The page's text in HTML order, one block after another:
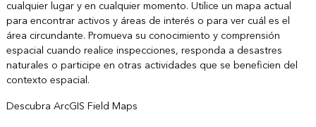
cualquier lugar y en cualquier momento. Utilice un mapa actual
para encontrar activos y áreas de interés o para ver cuál es el
área circundante. Promueva su conocimiento y comprensión
espacial cuando realice inspecciones, responda a desastres
naturales o participe en otras actividades que se beneficien del
contexto espacial.
Descubra ArcGIS Field Maps